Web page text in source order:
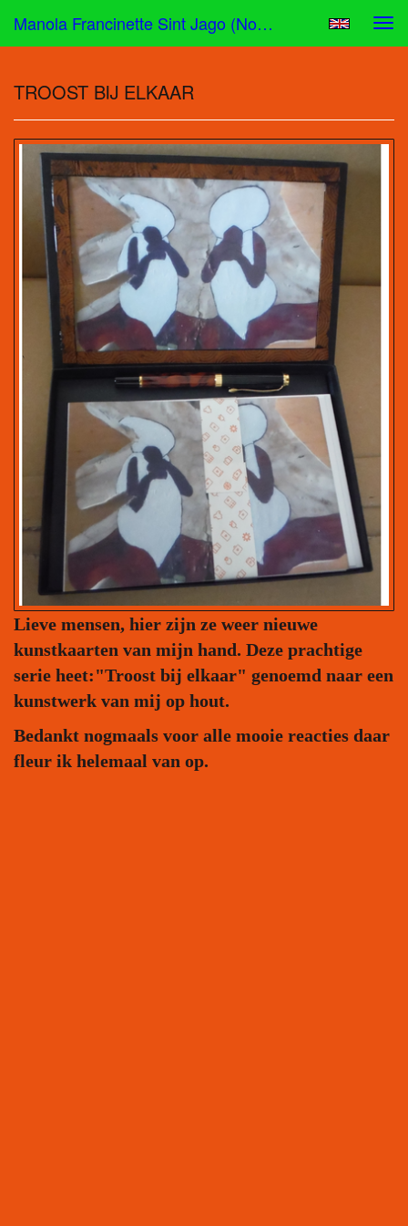
Manola Francinette Sint Jago (nona) - TROOST BIJ ELKAAR
TROOST BIJ ELKAAR
Lieve mensen, hier zijn ze weer nieuwe
kunstkaarten van mijn hand. Deze prachtige
serie heet:"Troost bij elkaar" genoemd naar een
kunstwerk van mij op hout.
Bedankt nogmaals voor alle mooie reacties daar
fleur ik helemaal van op.